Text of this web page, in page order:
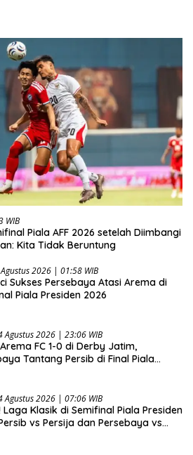
WIB
Piala AFF 2026 setelah Diimbangi
Kita Tidak Beruntung
2026 | 01:58 WIB
Sukses Persebaya Atasi Arema di
Piala Presiden 2026
Agustus 2026 | 23:06 WIB
FC 1-0 di Derby Jatim,
Tantang Persib di Final Piala
Agustus 2026 | 07:06 WIB
Laga Klasik di Semifinal Piala Presiden
vs Persija dan Persebaya vs